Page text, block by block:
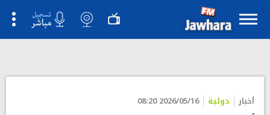
أخبار دولية 2026/05/16 08:20